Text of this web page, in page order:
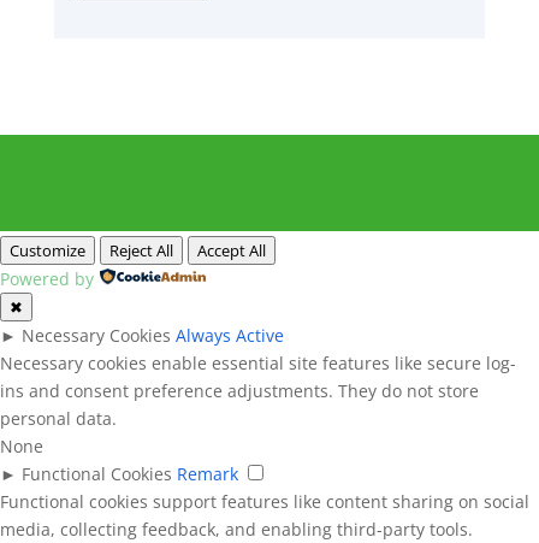
Customize Reject All Accept All
Powered by
✖
► Necessary Cookies Always Active
Necessary cookies enable essential site features like secure log-
ins and consent preference adjustments. They do not store
personal data.
None
► Functional Cookies Remark
Functional cookies support features like content sharing on social
media, collecting feedback, and enabling third-party tools.